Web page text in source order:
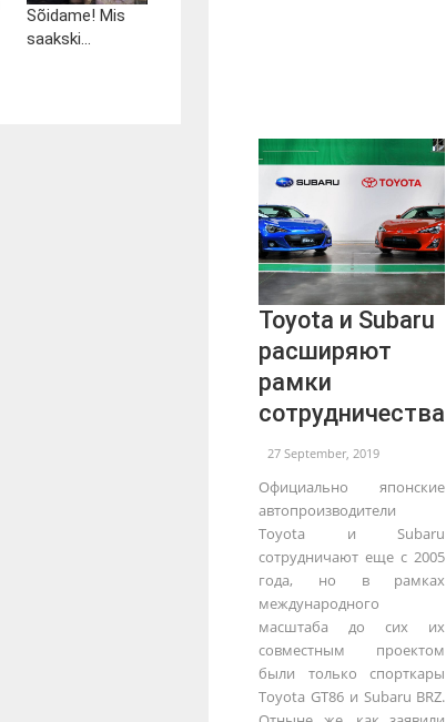
Sõidame! Mis
saakski...
Toyota и Subaru
расширяют
рамки
сотрудничества
27 September, 2019
Официально японские
автопроизводители
Toyota и Subaru
сотрудничают еще с 2005
года, но в рамках
международного
масштаба до сих их
совместным проектом
были только спорткары
Toyota GT86 и Subaru BRZ.